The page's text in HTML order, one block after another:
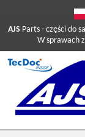
AJS Parts - części do
W sprawach